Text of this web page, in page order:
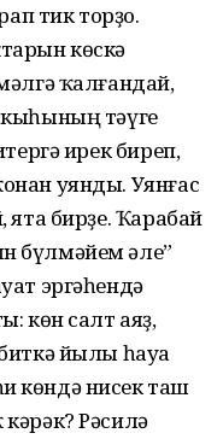
тик торҙо.
көскә
ҡалғандай,
тәүге
ирек биреп,
уянды. Уянғас
ята бирҙе. Ҡарабай
бүлмәйем әле”
эргәһендә
көн салт аяҙ,
йылы һауа
көндә нисек таш
Рәсилә